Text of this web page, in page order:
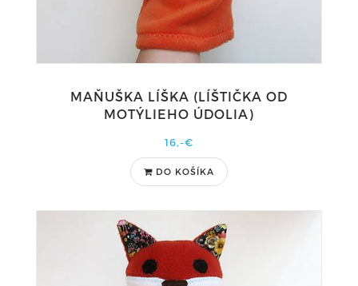
MAŇUŠKA LÍŠKA (LÍŠTIČKA OD
MOTÝLIEHO ÚDOLIA)
16,-€
DO KOŠÍKA